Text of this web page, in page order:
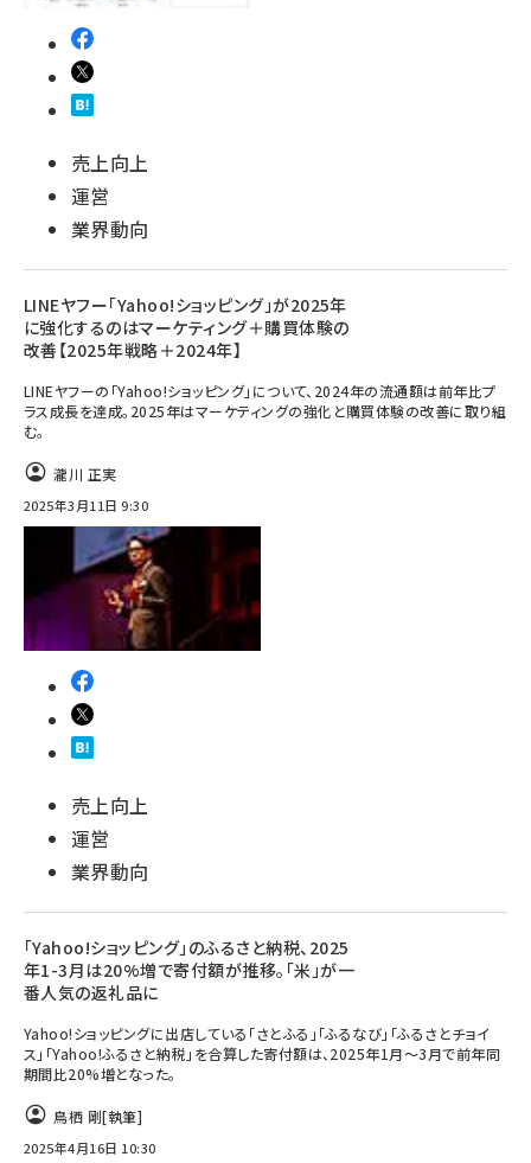
売上向上
運営
業界動向
LINEヤフー「Yahoo!ショッピング」が2025年
に強化するのはマーケティング＋購買体験の
改善【2025年戦略＋2024年】
LINEヤフーの「Yahoo!ショッピング」について、2024年の流通額は前年比プ
ラス成長を達成。2025年はマーケティングの強化と購買体験の改善に取り組
む。
瀧川 正実
2025年3月11日 9:30
売上向上
運営
業界動向
「Yahoo!ショッピング」のふるさと納税、2025
年1-3月は20%増で寄付額が推移。「米」が一
番人気の返礼品に
Yahoo!ショッピングに出店している「さとふる」「ふるなび」「ふるさとチョイ
ス」「Yahoo!ふるさと納税」を合算した寄付額は、2025年1月～3月で前年同
期間比20%増となった。
鳥栖 剛[執筆]
2025年4月16日 10:30